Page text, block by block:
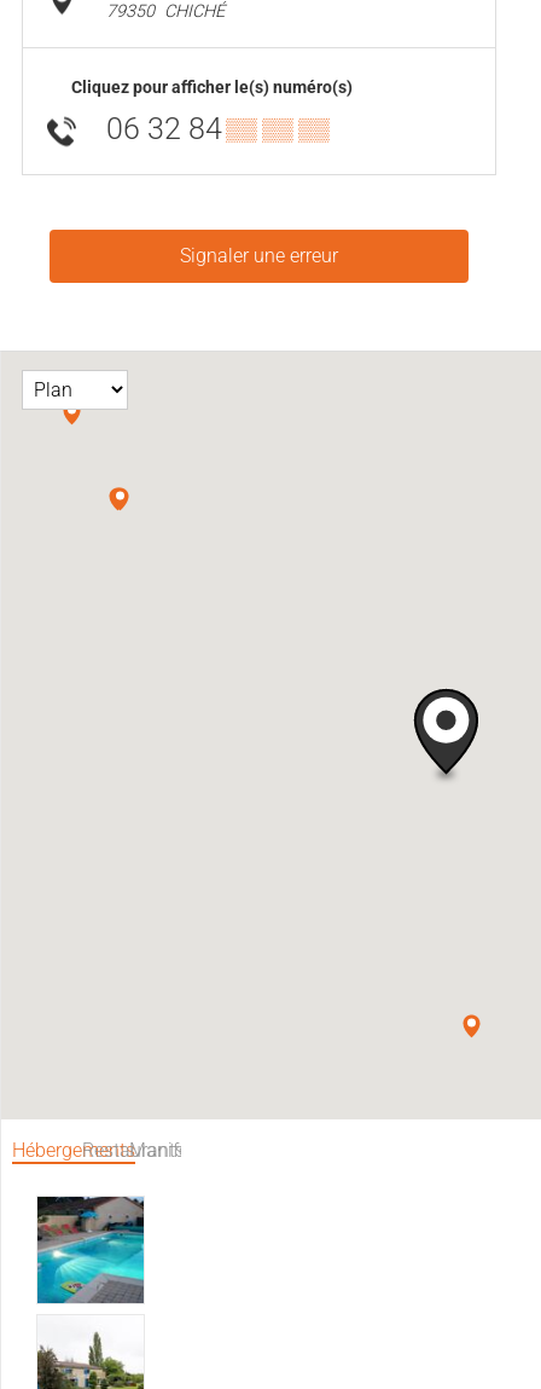
79350 CHICHÉ
Cliquez pour afficher le(s) numéro(s)
06 32 84▒▒ ▒▒ ▒▒
Signaler une erreur
Hébergements
Restaurants
Manifestations